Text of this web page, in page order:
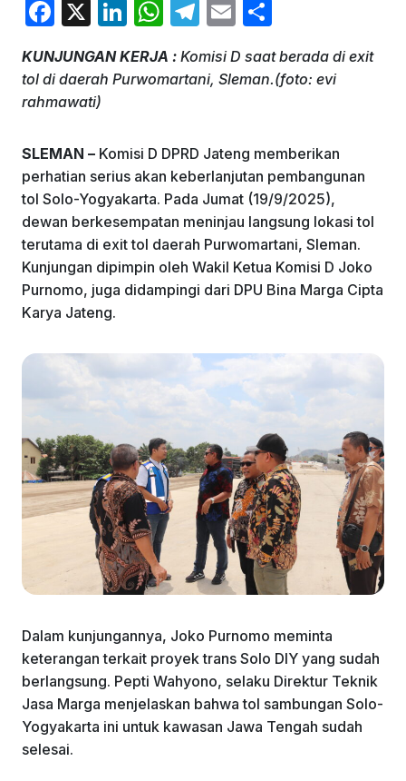
F
c
e
o
o
k
X
Li
k
n
W
at
p
p
T
e
gr
m
E
ai ar
e
KUNJUNGAN KERJA : Komisi D saat berada di exit
tol di daerah Purwomartani, Sleman.(foto: evi
rahmawati)
SLEMAN – Komisi D DPRD Jateng memberikan
perhatian serius akan keberlanjutan pembangunan
tol Solo-Yogyakarta. Pada Jumat (19/9/2025),
dewan berkesempatan meninjau langsung lokasi tol
terutama di exit tol daerah Purwomartani, Sleman.
Kunjungan dipimpin oleh Wakil Ketua Komisi D Joko
Purnomo, juga didampingi dari DPU Bina Marga Cipta
Karya Jateng.
Dalam kunjungannya, Joko Purnomo meminta
keterangan terkait proyek trans Solo DIY yang sudah
berlangsung. Pepti Wahyono, selaku Direktur Teknik
Jasa Marga menjelaskan bahwa tol sambungan Solo-
Yogyakarta ini untuk kawasan Jawa Tengah sudah
selesai.